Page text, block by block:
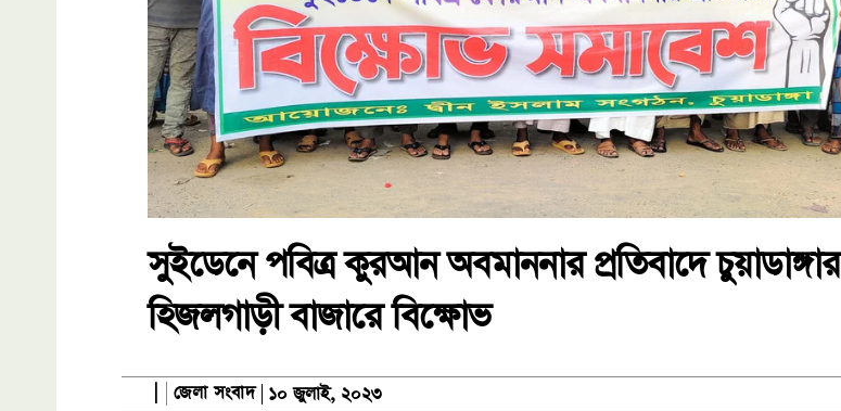
সুইডেনে পবিত্র কুরআন অবমাননার প্রতিবাদে চুয়াডাঙ্গার
হিজলগাড়ী বাজারে বিক্ষোভ
জেলা সংবাদ ১০ জুলাই, ২০২৩